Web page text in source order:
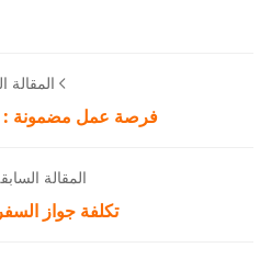
المقالة
فرصة عمل مضمونة :
المقالة
تكلفة جواز